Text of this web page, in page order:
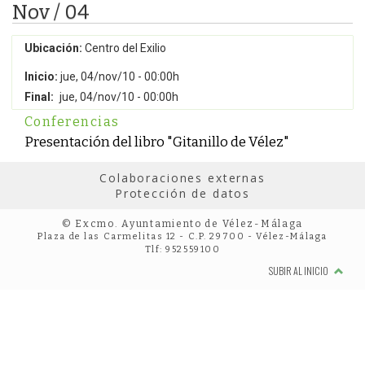
Nov / 04
Ubicación: Centro del Exilio
Inicio: jue, 04/nov/10 - 00:00h
Final: jue, 04/nov/10 - 00:00h
Conferencias
Presentación del libro "Gitanillo de Vélez"
Colaboraciones externas
Protección de datos
© Excmo. Ayuntamiento de Vélez-Málaga
Plaza de las Carmelitas 12 - C.P. 29700 - Vélez-Málaga
Tlf: 952559100
SUBIR AL INICIO